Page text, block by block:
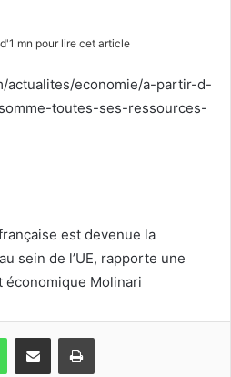
mn pour lire cet article
actualites/economie/a-partir-d-
toutes-ses-ressources-
est devenue la
sein de l’UE, rapporte une
économique Molinari
WhatsApp
Partagez par mail Imprimez